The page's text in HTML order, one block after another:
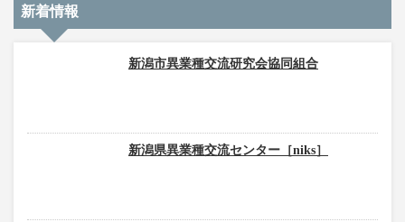
新着情報
新潟市異業種交流研究会協同組合
新潟県異業種交流センター［niks］